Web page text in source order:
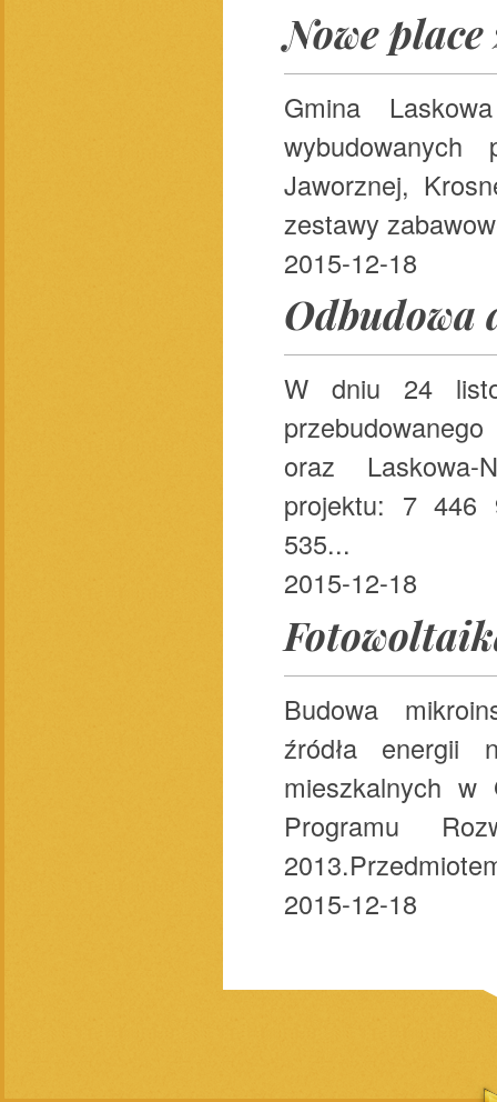
Nowe place
Gmina
Jaworznej,
zestawy
2015-12-18
Odbudowa
W dniu 24
oraz Laskowa-
projektu: 7 446
535...
2015-12-18
Budowa
źródła energii
mieszkalnych w
Programu
2015-12-18